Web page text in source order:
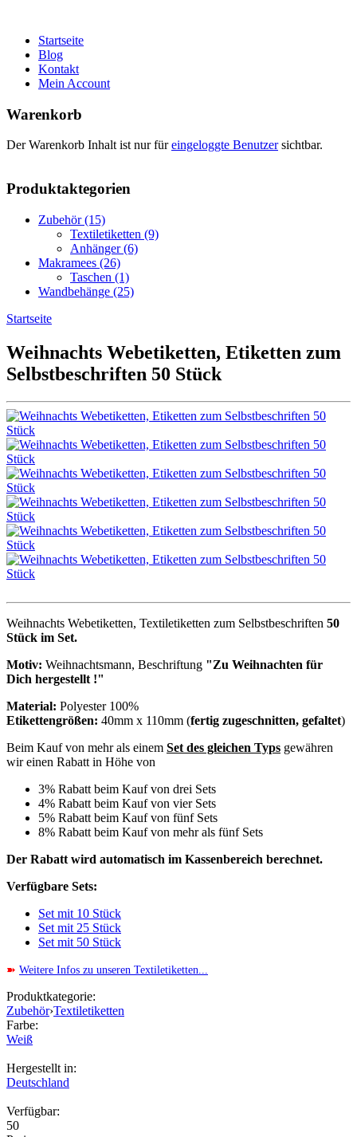
Startseite
Blog
Kontakt
Mein Account
Warenkorb
Der Warenkorb Inhalt ist nur füreingeloggte Benutzersichtbar.
Produktaktegorien
Zubehör (15)
Textiletiketten (9)
Anhänger (6)
Makramees (26)
Taschen (1)
Wandbehänge (25)
Startseite
Weihnachts Webetiketten, Etiketten zum
Selbstbeschriften 50 Stück
Weihnachts Webetiketten, Textiletiketten zum Selbstbeschriften 50
Stück im Set.
Motiv: Weihnachtsmann, Beschriftung "Zu Weihnachten für
Dich hergestellt !"
Material: Polyester 100%
Etikettengrößen: 40mm x 110mm (fertig zugeschnitten, gefaltet)
Beim Kauf von mehr als einem Set des gleichen Typs gewähren
wir einen Rabatt in Höhe von
3% Rabatt beim Kauf von drei Sets
4% Rabatt beim Kauf von vier Sets
5% Rabatt beim Kauf von fünf Sets
8% Rabatt beim Kauf von mehr als fünf Sets
Der Rabatt wird automatisch im Kassenbereich berechnet.
Verfügbare Sets:
Set mit 10 Stück
Set mit 25 Stück
Set mit 50 Stück
➽ Weitere Infos zu unseren Textiletiketten...
Produktkategorie:
Zubehör›Textiletiketten
Farbe:
Weiß
Hergestellt in:
Deutschland
Verfügbar:
50